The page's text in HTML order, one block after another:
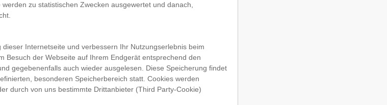
zu statistischen Zwecken ausgewertet und danach,
Internetseite und verbessern Ihr Nutzungserlebnis beim
Besuch der Webseite auf Ihrem Endgerät entsprechend den
gegebenenfalls auch wieder ausgelesen. Diese Speicherung findet
besonderen Speicherbereich statt. Cookies werden
durch von uns bestimmte Drittanbieter (Third Party-Cookie)